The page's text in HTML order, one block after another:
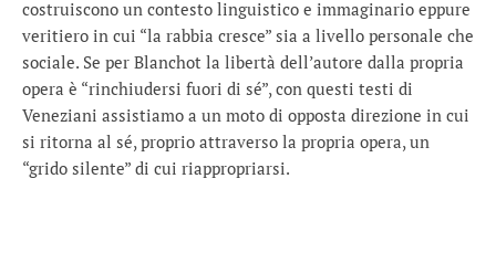
costruiscono un contesto linguistico e immaginario eppure
veritiero in cui “la rabbia cresce” sia a livello personale che
sociale. Se per Blanchot la libertà dell’autore dalla propria
opera è “rinchiudersi fuori di sé”, con questi testi di
Veneziani assistiamo a un moto di opposta direzione in cui
si ritorna al sé, proprio attraverso la propria opera, un
“grido silente” di cui riappropriarsi.